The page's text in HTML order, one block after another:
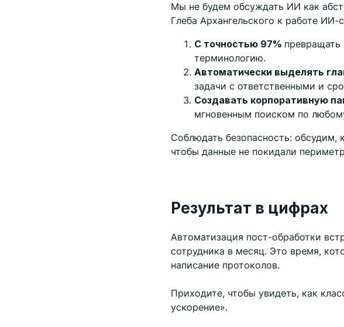
Мы не будем обсуждать ИИ как
Глеба Архангельского к работе ИИ-
С точностью 97% превращать
терминологию.
Автоматически выделять
задачи с ответственными и
Создавать корпоративную
мгновенным поиском по
Соблюдать безопасность: обсудим,
чтобы данные не покидали
Результат в цифрах
Автоматизация пост-обработки
сотрудника в месяц. Это время,
написание протоколов.
Приходите, чтобы увидеть, как
ускорение».